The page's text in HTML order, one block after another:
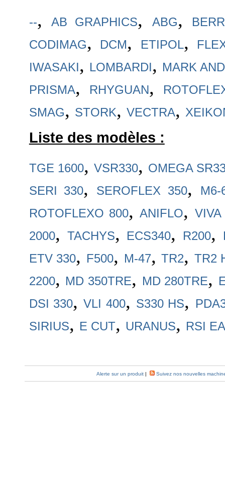
--,AB GRAPHICS, ABG,
CODIMAG, DCM, ETIPOL,
IWASAKI, LOMBARDI, MARK
PRISMA, RHYGUAN,
SMAG, STORK, VECTRA,
Liste des modèles :
TGE 1600, VSR330, OMEGA
SERI 330, SEROFLEX 350,
M6-
ROTOFLEXO 800,ANIFLO,
2000, TACHYS, ECS340, R200,
ETV 330, F500, M-47,TR2, TR2
2200, MD 350TRE, MD 280TRE,
DSI 330,VLI 400, S330 HS,
SIRIUS, E CUT, URANUS, RSI
Alerte sur un produit | Suivez nos nouvelles